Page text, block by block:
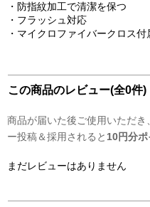
・防指紋加工で清潔を保つ
・フラッシュ対応
・マイクロファイバークロス付
この商品のレビュー(全0件)
商品が届いた後ご使用いただき、
ー投稿＆採用されると 10円分ポ
まだレビューはありません